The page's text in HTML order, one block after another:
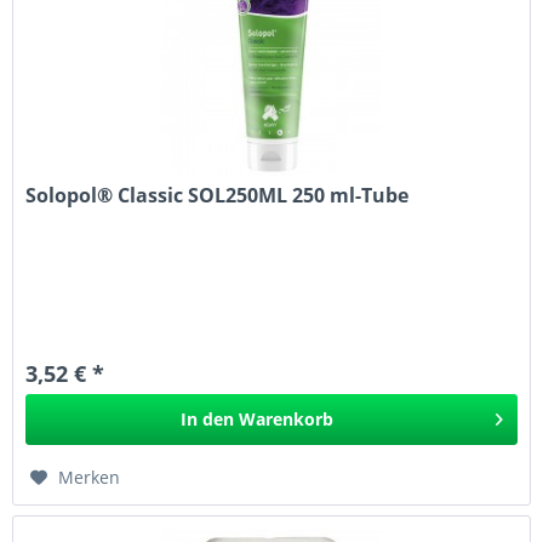
Solopol® Classic SOL250ML 250 ml-Tube
3,52 € *
In den Warenkorb
Merken